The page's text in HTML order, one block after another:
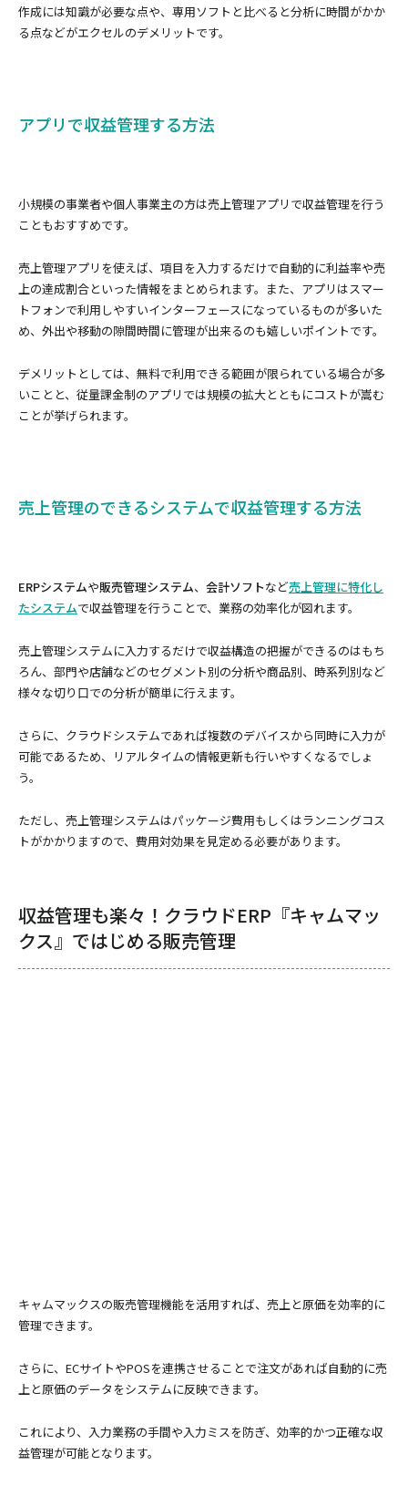
作成には知識が必要な点や、専用ソフトと比べると分析に時間がかか
る点などがエクセルのデメリットです。
アプリで収益管理する方法
小規模の事業者や個人事業主の方は売上管理アプリで収益管理を行う
こともおすすめです。
売上管理アプリを使えば、項目を入力するだけで自動的に利益率や売
上の達成割合といった情報をまとめられます。また、アプリはスマー
トフォンで利用しやすいインターフェースになっているものが多いた
め、外出や移動の隙間時間に管理が出来るのも嬉しいポイントです。
デメリットとしては、無料で利用できる範囲が限られている場合が多
いことと、従量課金制のアプリでは規模の拡大とともにコストが嵩む
ことが挙げられます。
売上管理のできるシステムで収益管理する方法
ERPシステムや販売管理システム、 会計ソフトなど売上管理に特化し
たシステムで収益管理を行うことで、業務の効率化が図れます。
売上管理システムに入力するだけで収益構造の把握ができるのはもち
ろん、部門や店舗などのセグメント別の分析や商品別、時系列別など
様々な切り口での分析が簡単に行えます。
さらに、クラウドシステムであれば複数のデバイスから同時に入力が
可能であるため、リアルタイムの情報更新も行いやすくなるでしょ
う。
ただし、売上管理システムはパッケージ費用もしくはランニングコス
トがかかりますので、費用対効果を見定める必要があります。
収益管理も楽々！クラウドERP『キャムマッ
クス』ではじめる販売管理
キャムマックスの販売管理機能を活用すれば、売上と原価を効率的に
管理できます。
さらに、ECサイトやPOSを連携させることで注文があれば自動的に売
上と原価のデータをシステムに反映できます。
これにより、入力業務の手間や入力ミスを防ぎ、効率的かつ正確な収
益管理が可能となります。